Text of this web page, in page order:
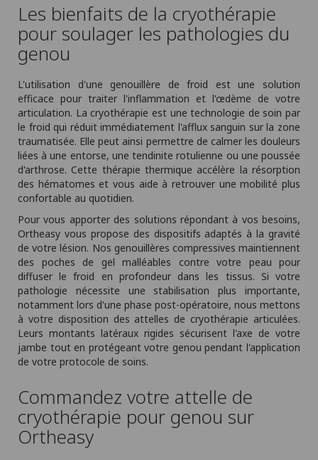
Les bienfaits de la cryothérapie
pour soulager les pathologies du
genou
L'utilisation d'une genouillère de froid est une solution
efficace pour traiter l'inflammation et l'œdème de votre
articulation. La cryothérapie est une technologie de soin par
le froid qui réduit immédiatement l'afflux sanguin sur la zone
traumatisée. Elle peut ainsi permettre de calmer les douleurs
liées à une entorse, une tendinite rotulienne ou une poussée
d'arthrose. Cette thérapie thermique accélère la résorption
des hématomes et vous aide à retrouver une mobilité plus
confortable au quotidien.
Pour vous apporter des solutions répondant à vos besoins,
Ortheasy vous propose des dispositifs adaptés à la gravité
de votre lésion. Nos genouillères compressives maintiennent
des poches de gel malléables contre votre peau pour
diffuser le froid en profondeur dans les tissus. Si votre
pathologie nécessite une stabilisation plus importante,
notamment lors d'une phase post-opératoire, nous mettons
à votre disposition des attelles de cryothérapie articulées.
Leurs montants latéraux rigides sécurisent l'axe de votre
jambe tout en protégeant votre genou pendant l'application
de votre protocole de soins.
Commandez votre attelle de
cryothérapie pour genou sur
Ortheasy